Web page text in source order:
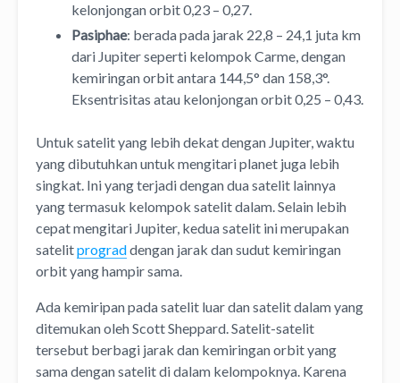
kelonjongan orbit 0,23 – 0,27.
Pasiphae: berada pada jarak 22,8 – 24,1 juta km
dari Jupiter seperti kelompok Carme, dengan
kemiringan orbit antara 144,5° dan 158,3°.
Eksentrisitas atau kelonjongan orbit 0,25 – 0,43.
Untuk satelit yang lebih dekat dengan Jupiter, waktu
yang dibutuhkan untuk mengitari planet juga lebih
singkat. Ini yang terjadi dengan dua satelit lainnya
yang termasuk kelompok satelit dalam. Selain lebih
cepat mengitari Jupiter, kedua satelit ini merupakan
satelitprograddengan jarak dan sudut kemiringan
orbit yang hampir sama.
Ada kemiripan pada satelit luar dan satelit dalam yang
ditemukan oleh Scott Sheppard. Satelit-satelit
tersebut berbagi jarak dan kemiringan orbit yang
sama dengan satelit di dalam kelompoknya. Karena